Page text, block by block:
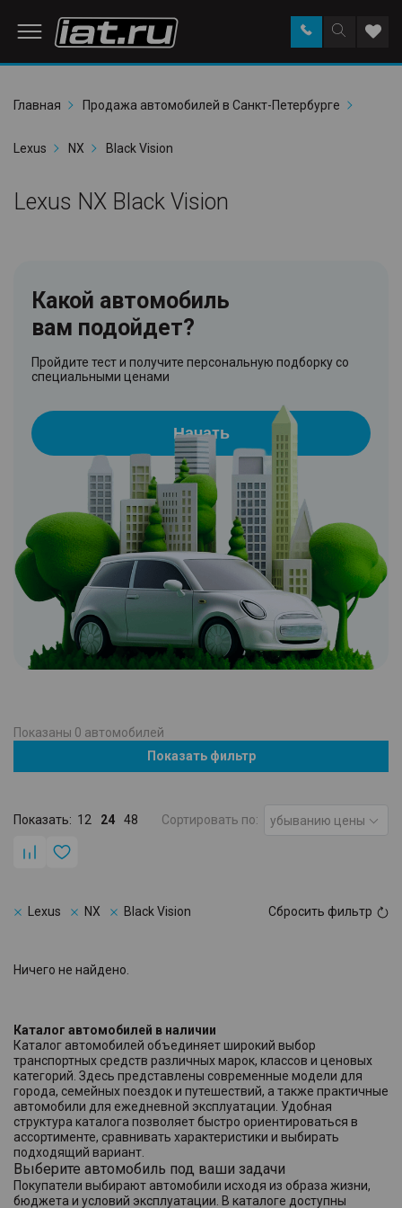
Поиск
по
Заказать
звонок в
Главная
Продажа автомобилей в Санкт-Петербурге
Lexus NX Black Vision
Lexus NX Black Vision
Какой автомобиль
вам подойдет?
Пройдите тест и получите персональную подборку со
специальными ценами
Начать
Показаны 0 автомобилей
Показать фильтр
Показать: 12 24 48 Сортировать по: убыванию цены
Lexus NX Black Vision Сбросить фильтр
Ничего не найдено.
Каталог автомобилей в наличии
Каталог автомобилей объединяет широкий выбор
транспортных средств различных марок, классов и ценовых
категорий. Здесь представлены современные модели для
города, семейных поездок и путешествий, а также практичные
автомобили для ежедневной эксплуатации. Удобная
структура каталога позволяет быстро ориентироваться в
ассортименте, сравнивать характеристики и выбирать
подходящий вариант.
Выберите автомобиль под ваши задачи
Покупатели выбирают автомобили исходя из образа жизни,
бюджета и условий эксплуатации. В каталоге доступны